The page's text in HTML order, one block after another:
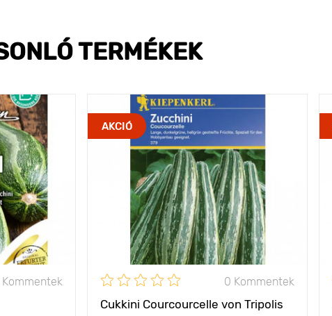
TERMÉKEK
Kommentek
AKCIÓ
0 Kommentek
Cukkini Courcourcelle von Tripolis